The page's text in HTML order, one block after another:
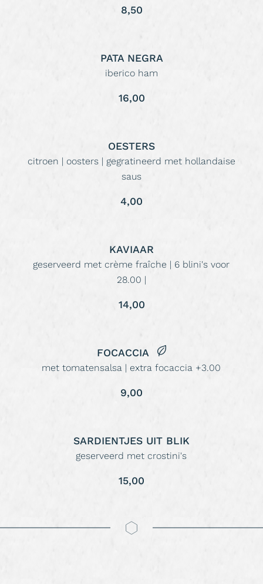
8,50
PATA NEGRA
iberico ham
16,00
OESTERS
citroen | oosters | gegratineerd met hollandaise
saus
4,00
KAVIAAR
geserveerd met crème fraîche | 6 blini's voor
28.00 |
14,00
FOCACCIA
met tomatensalsa | extra focaccia +3.00
9,00
SARDIENTJES UIT BLIK
geserveerd met crostini's
15,00